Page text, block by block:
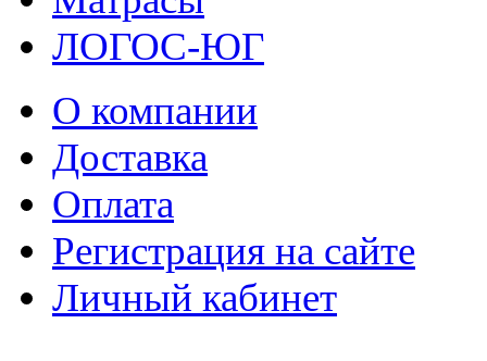
ЛОГОС-ЮГ
О компании
Доставка
Оплата
Регистрация на сайте
Личный кабинет